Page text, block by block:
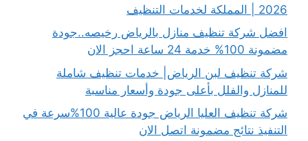
2026 | المملكة لخدمات التنظيف
افضل شركة تنظيف منازل بالرياض رخيصه..جودة
مضمونة 100% خدمة 24 ساعة احجز الان
شركة تنظيف لبن الرياض| خدمات تنظيف شاملة
للمنازل والفلل بأعلى جودة وأسعار مناسبة
شركة تنظيف العليا الرياض جودة عالية 100%سرعة في
التنفيذ نتائج مضمونة اتصل الان